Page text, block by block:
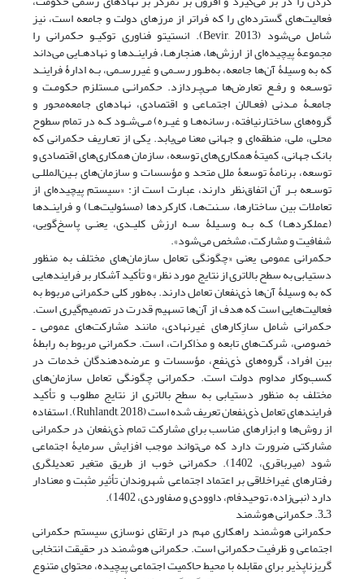
فعالیت‌های گسترده‌ای را که فراتر از مرزهای دولت و جامعه است، نیز
شامل می‌شود (Bevir, 2013). انستیتو فناوری توکیـو حکمرانی را
مجموعۀ پیچیده‌ای از ارزش‌ها، هنجارهـا، فراینـدها و نهادهـایی می‌داند
که به وسیلۀ آن‌ها جامعه، به‌طـور رسـمی و غیررسـمی، بـه ادارۀ فراینـد
توسـعه و رفـع تعارض‌ها مـی‌پـردازد. حکمرانـی مـستلزم حکومـت و
جامعـۀ مـدنی (فعـالان اجتمـاعی و اقتصادی، نهادهای جامعه‌محور و
گروه‌های ساختارنیافته، رسانه‌هـا و غیـره) مـی‌شـود کـه در تمام سطوح
محلی، ملی، منطقه‌ای و جهانی معنا می‌یابد. یکی از تعـاریف حکمرانی که
بانک جهانی، کمیتۀ همکاری‌های توسعه، سازمان همکاری‌های اقتصادی و
توسعه، برنامۀ توسعۀ ملل متحد و مؤسسات و سازمان‌های بـین‌المللـی
توسـعه بـر آن اتفاق‌نظر دارند، عبارت است از: «سیستم پیچیده‌ای از
تعاملات بین ساختارها، سـنت‌هـا، کارکردها (مسئولیت‌هـا) و فراینـدها
(عملکردهـا) کـه بـه وسـیلۀ سـه ارزش کلیـدی، یعنـی پاسخ‌گویی،
شفافیت و مشارکت، مشخص می‌شود».
حکمرانی عمومی یعنی «چگونگی تعامل سازمان‌های مختلف به منظور
دستیابی به سطح بالاتری از نتایج مورد نظر» و تأکید آشکار بر فرایندهایی
که به وسیلۀ آن‌ها ذی‌نفعان تعامل دارند. به‌طور کلی حکمرانی مربوط به
فعالیت‌هایی است که هدف از آن‌ها تسهیم قدرت در تصمیم‌گیری است.
حکمرانی شامل سازِکارهای غیرنهادی، مانند مشارکت‌های عمومی ـ
خصوصی، شرکت‌های تابعه و مذاکرات، است. حکمرانی مربوط به رابطۀ
بین افراد، گروه‌های ذی‌نفع، مؤسسات و عرضه‌دهندگان خدمات در
کسب‌وکار مداوم دولت است. حکمرانی چگونگی تعامل سازمان‌های
مختلف به منظور دستیابی به سطح بالاتری از نتایج مطلوب و تأکید
فرایندهای تعامل ذی‌نفعان تعریف شده است (Ruhlandt, 2018). استفاده
از روش‌ها و ابزارهای مناسب برای مشارکت تمام ذی‌نفعان در حکمرانی
مشارکتی ضرورت دارد که می‌تواند موجب افزایش سرمایۀ اجتماعی
شود (میرباقری، 1402). حکمرانی خوب از طریق متغیر تعدیلگری
رفتارهای غیراخلاقی بر اعتماد اجتماعی شهروندان تأثیر مثبت و معنادار
دارد (نبی‌زاده، توحیدفام، داوودی و صفاوردی، 1402).
3ـ3. حکمرانی هوشمند
حکمرانی هوشمند راهکاری مهم در ارتقای نوسازی سیستم حکمرانی
اجتماعی و ظرفیت حکمرانی است. حکمرانی هوشمند در حقیقت انتخابی
گریزناپذیر برای مقابله با محیط حاکمیت اجتماعی پیچیده، محتوای متنوع